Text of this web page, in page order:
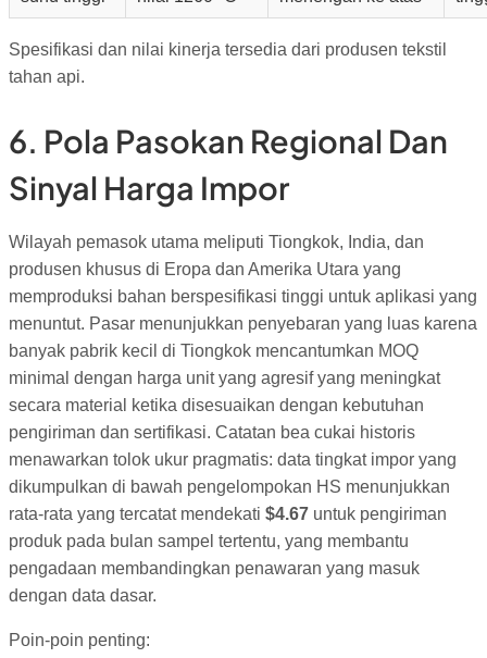
Spesifikasi dan nilai kinerja tersedia dari produsen tekstil
tahan api.
6. Pola Pasokan Regional Dan
Sinyal Harga Impor
Wilayah pemasok utama meliputi Tiongkok, India, dan
produsen khusus di Eropa dan Amerika Utara yang
memproduksi bahan berspesifikasi tinggi untuk aplikasi yang
menuntut. Pasar menunjukkan penyebaran yang luas karena
banyak pabrik kecil di Tiongkok mencantumkan MOQ
minimal dengan harga unit yang agresif yang meningkat
secara material ketika disesuaikan dengan kebutuhan
pengiriman dan sertifikasi. Catatan bea cukai historis
menawarkan tolok ukur pragmatis: data tingkat impor yang
dikumpulkan di bawah pengelompokan HS menunjukkan
rata-rata yang tercatat mendekati $4.67 untuk pengiriman
produk pada bulan sampel tertentu, yang membantu
pengadaan membandingkan penawaran yang masuk
dengan data dasar.
Poin-poin penting: